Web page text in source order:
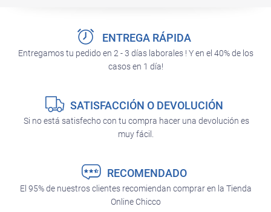
ENTREGA RÁPIDA
Entregamos tu pedido en 2 - 3 días laborales ! Y en el 40% de los
casos en 1 día!
SATISFACCIÓN O DEVOLUCIÓN
Si no está satisfecho con tu compra hacer una devolución es
muy fácil.
RECOMENDADO
El 95% de nuestros clientes recomiendan comprar en la Tienda
Online Chicco